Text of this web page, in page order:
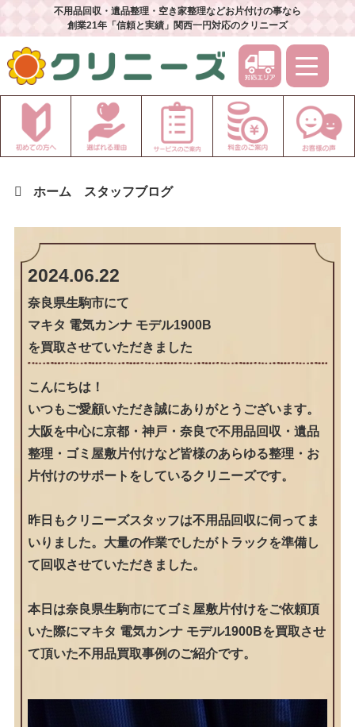
不用品回収・遺品整理・空き家整理などお片付けの事なら
創業21年「信頼と実績」関西一円対応のクリニーズ
ホーム スタッフブログ
2024.06.22
奈良県生駒市にて
マキタ 電気カンナ モデル1900B
を買取させていただきました
こんにちは！
いつもご愛顧いただき誠にありがとうございます。
大阪を中心に京都・神戸・奈良で不用品回収・遺品
整理・ゴミ屋敷片付けなど皆様のあらゆる整理・お
片付けのサポートをしているクリニーズです。
昨日もクリニーズスタッフは不用品回収に伺ってま
いりました。大量の作業でしたがトラックを準備し
て回収させていただきました。
本日は奈良県生駒市にてゴミ屋敷片付けをご依頼頂
いた際にマキタ 電気カンナ モデル1900Bを買取させ
て頂いた不用品買取事例のご紹介です。